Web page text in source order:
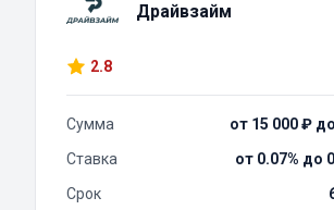
Драйвзайм
2.8
Сумма
от 15 000 ₽
Ставка
от 0.07% до
Срок